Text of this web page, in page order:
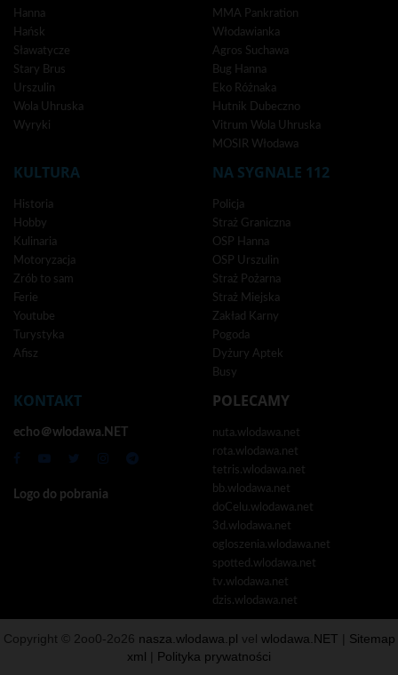
Hanna
Hańsk
Sławatycze
Stary Brus
Urszulin
Wola Uhruska
Wyryki
MMA Pankration
Włodawianka
Agros Suchawa
Bug Hanna
Eko Różnaka
Hutnik Dubeczno
Vitrum Wola Uhruska
MOSIR Włodawa
KULTURA
Historia
Hobby
Kulinaria
Motoryzacja
Zrób to sam
Ferie
Youtube
Turystyka
Afisz
NA SYGNALE 112
Policja
Straż Graniczna
OSP Hanna
OSP Urszulin
Straż Pożarna
Straż Miejska
Zakład Karny
Pogoda
Dyżury Aptek
Busy
KONTAKT
echo＠wlodawa.NET
Logo do pobrania
POLECAMY
nuta.wlodawa.net
rota.wlodawa.net
tetris.wlodawa.net
bb.wlodawa.net
doCelu.wlodawa.net
3d.wlodawa.net
ogloszenia.wlodawa.net
spotted.wlodawa.net
tv.wlodawa.net
dzis.wlodawa.net
Copyright © 2oo0-2o26 nasza.wlodawa.pl vel wlodawa.NET
Sitemap
xml
Polityka prywatności